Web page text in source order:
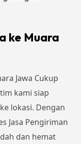
ke Muara
Jawa Cukup
kami siap
lokasi. Dengan
Jasa Pengiriman
dan hemat